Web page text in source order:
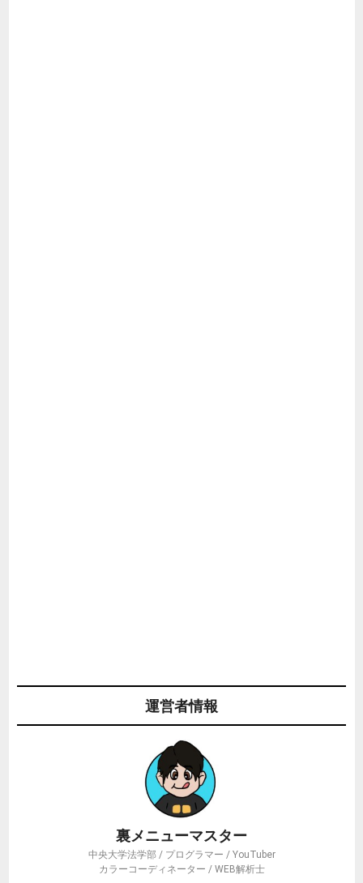
運営者情報
裏メニューマスター
中央大学法学部 / プログラマー / YouTuber
カラーコーディネーター / WEB解析士